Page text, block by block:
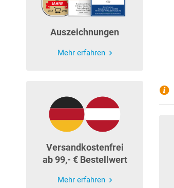
Auszeichnungen
Mehr erfahren
Versandkostenfrei
ab 99,- € Bestellwert
Mehr erfahren